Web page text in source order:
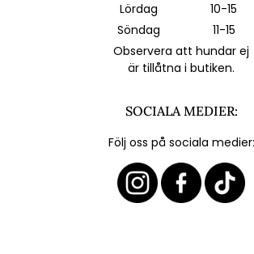
Lördag
10-15
Söndag
11-15
Observera att hundar ej
är tillåtna i butiken.
SOCIALA MEDIER:
Följ oss på sociala medier: